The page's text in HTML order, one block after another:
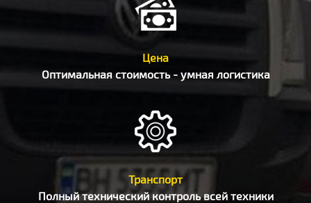
Цена
Оптимальная стоимость - умная логистика
Транспорт
Полный технический контроль всей техники